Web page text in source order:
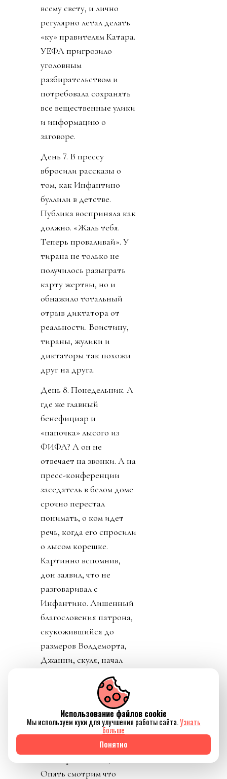
всему свету, и лично
регулярно летал делать
«ку» правителям Катара.
УЕФА пригрозило
уголовным
разбирательством и
потребовала сохранять
все вещественные улики
и информацию о
заговоре.
День 7. В прессу
вбросили рассказы о
том, как Инфантино
буллили в детстве.
Публика восприняла как
должно. «Жаль тебя.
Теперь проваливай». У
тирана не только не
получилось разыграть
карту жертвы, но и
обнажило тотальный
отрыв диктатора от
реальности. Воистину,
тираны, жулики и
диктаторы так похожи
друг на друга.
День 8. Понедельник. А
где же главный
бенефициар и
«папочка» лысого из
ФИФА? А он не
отвечает на звонки. А на
пресс-конференции
заседатель в белом доме
срочно перестал
понимать, о ком идет
речь, когда его спросили
о лысом корешке.
Картинно вспомнив,
дон заявил, что не
разговаривал с
Инфантино. Лишенный
благословения патрона,
скукожившийся до
размеров Волдеморта,
Джанни, скуля, начал
репостить копирующие
текст друг друга посты
приветствовавших
Инфантино, отменить
Опять смотрим что
Использование файлов cookie
Мы используем куки для улучшения работы сайта.Узнать
больше
Понятно